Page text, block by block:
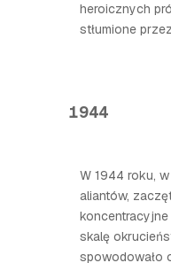
heroicznych
stłumione
1944
W 1944 roku,
aliantów,
koncentracyjne
skalę
spowodowało